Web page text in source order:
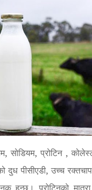
सोडियम, प्रोटिन ,
दुध पीसीएडी, उच्च रक्तचाप,